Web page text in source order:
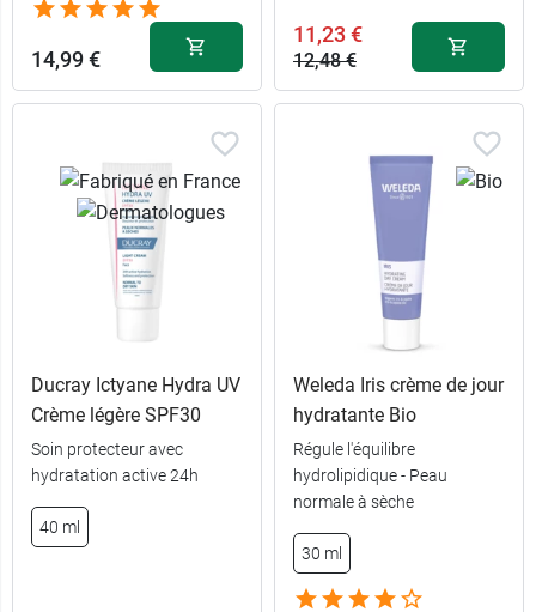
14,99 €
11,23 €
12,48 €
Ducray Ictyane Hydra UV
Crème légère SPF30
Soin protecteur avec
hydratation active 24h
40 ml
Weleda Iris crème de jour
hydratante Bio
Régule l'équilibre
hydrolipidique - Peau
normale à sèche
30 ml